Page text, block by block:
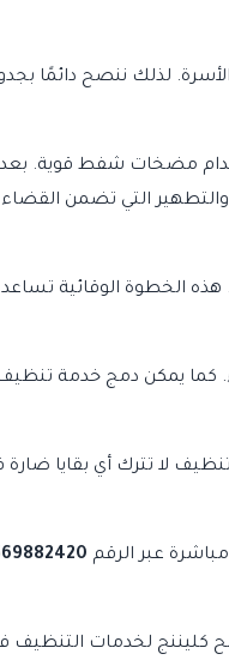
لذلك ننصح دائمًا
مضخات شفط قوية.
التي تضمن
الخطوة الوقائية
كما يمكن دمج خدمة
لا تترك أي بقايا ضارة
عبر الرقم
كليننج لخدمات التنظيف